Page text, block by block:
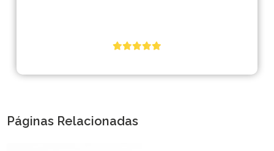
Páginas Relacionadas